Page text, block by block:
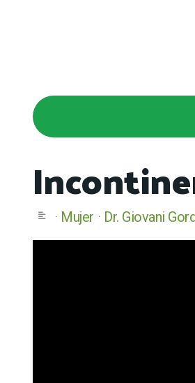
Mujer Dr. Giovani